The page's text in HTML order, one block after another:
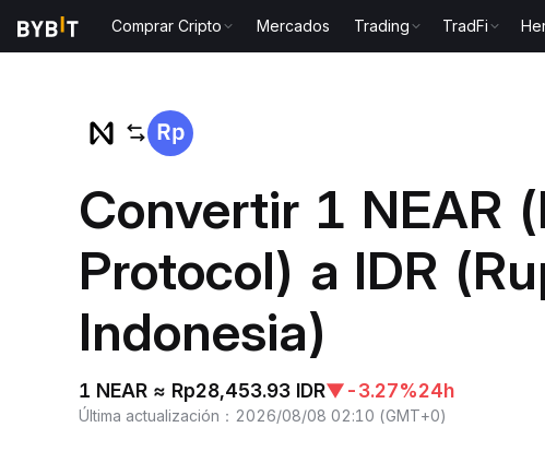
Comprar Cripto Mercados Trading TradFi
Convertir 1 NEAR
Protocol) a IDR
Indonesia)
1 NEAR ≈ Rp28,453.93 IDR▼-3.27%24h
Última actualización ： 2026/08/08 02:10 (GMT+0)